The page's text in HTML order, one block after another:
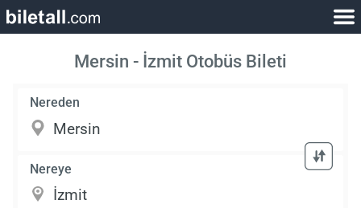
Mersin - İzmit Otobüs Bileti
Nereden
Nereye